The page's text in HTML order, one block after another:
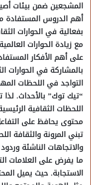
المشجعين ضمن بيئات
أهم الدروس المستفادة
بفعالية في الحوارات
مع زيادة الحوارات
على أهم الأفكار
بالمشاركة في الحوارات
التواجد في اللحظات
“تيك توك” بالأحداث. لذا
اللحظات الثقافية
محتوى يحافظ على
تبني المرونة والثقافة
والاتجاهات الناشئة
ما يفرض على العلامات
الاستجابة. حيث يميل